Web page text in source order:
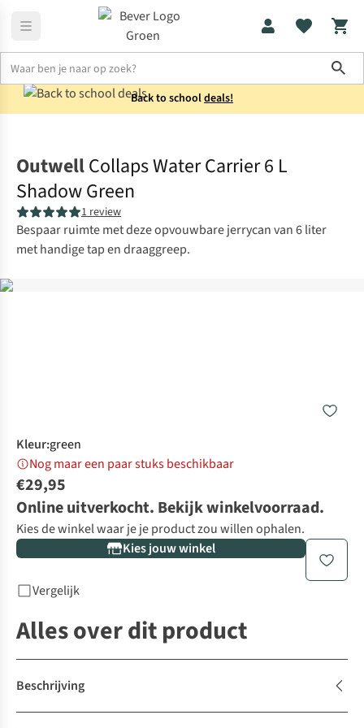
Back to schooldeals!
OutwellCollaps Water Carrier 6 L
Shadow Green
1 review
Bespaar ruimte met deze opvouwbare jerrycan van 6 liter
met handige tap en draaggreep.
Kleur:green
Nog maar een paar stuks beschikbaar
€29,95
Online uitverkocht. Bekijk winkelvoorraad.
Kies de winkel waar je je product zou willen ophalen.
Kies jouw winkel
Vergelijk
Alles over dit product
Beschrijving